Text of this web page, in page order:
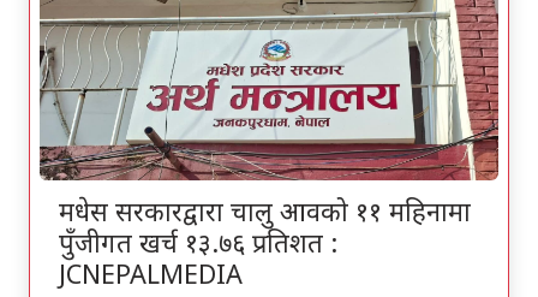
मधेस सरकारद्वारा चालु आवको ११ महिनामा
पुँजीगत खर्च १३.७६ प्रतिशत :
JCNEPALMEDIA